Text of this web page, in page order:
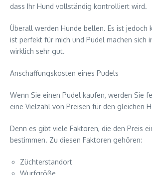
dass Ihr Hund vollständig kontrolliert wird.
Überall werden Hunde bellen. Es ist jedoch
ist perfekt für mich und Pudel machen sich
wirklich sehr gut.
Anschaffungskosten eines Pudels
Wenn Sie einen Pudel kaufen, werden Sie
eine Vielzahl von Preisen für den gleichen
Denn es gibt viele Faktoren, die den Preis
bestimmen. Zu diesen Faktoren gehören:
Züchterstandort